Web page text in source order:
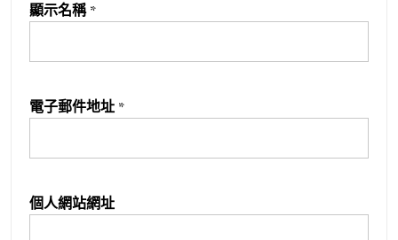
顯示名稱 *
電子郵件地址 *
個人網站網址